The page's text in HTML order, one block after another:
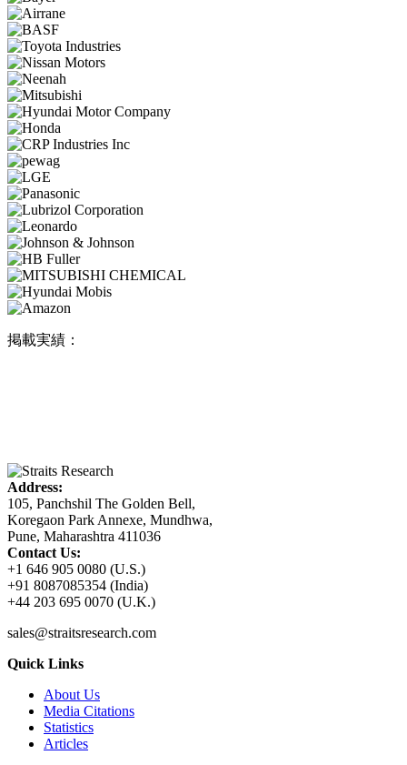
掲載実績：
Address:
105, Panchshil The Golden Bell,
Koregaon Park Annexe, Mundhwa,
Pune, Maharashtra 411036
Contact Us:
+1 646 905 0080 (U.S.)
+91 8087085354 (India)
+44 203 695 0070 (U.K.)
sales@straitsresearch.com
Quick Links
About Us
Media Citations
Statistics
Articles